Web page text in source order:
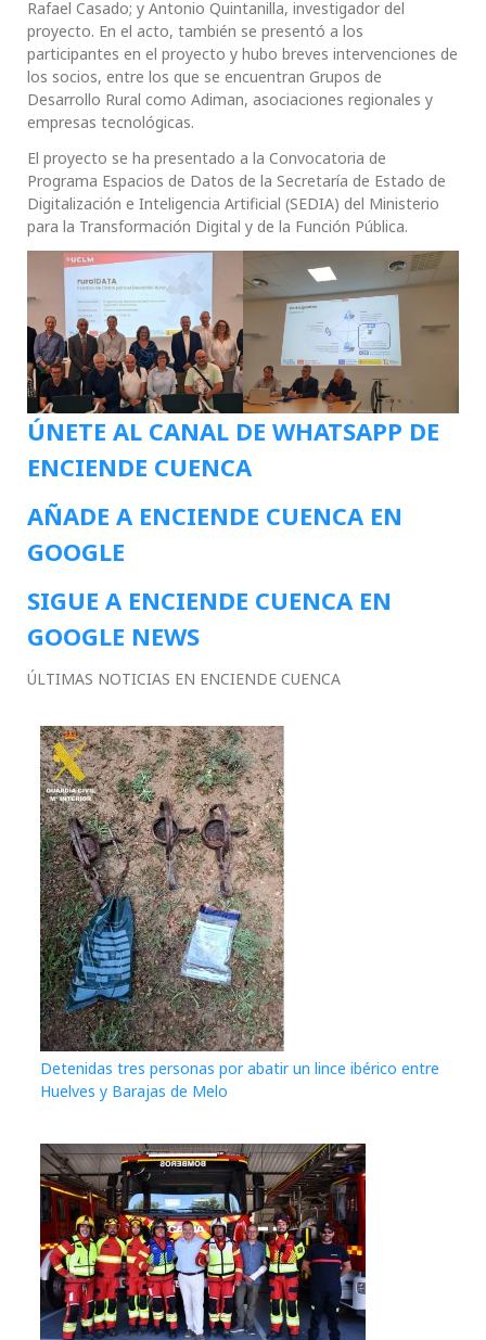
Rafael Casado; y Antonio Quintanilla, investigador del
proyecto. En el acto, también se presentó a los
participantes en el proyecto y hubo breves intervenciones de
los socios, entre los que se encuentran Grupos de
Desarrollo Rural como Adiman, asociaciones regionales y
empresas tecnológicas.
El proyecto se ha presentado a la Convocatoria de
Programa Espacios de Datos de la Secretaría de Estado de
Digitalización e Inteligencia Artificial (SEDIA) del Ministerio
para la Transformación Digital y de la Función Pública.
ÚNETE AL CANAL DE WHATSAPP DE
ENCIENDE CUENCA
AÑADE A ENCIENDE CUENCA EN
GOOGLE
SIGUE A ENCIENDE CUENCA EN
GOOGLE NEWS
ÚLTIMAS NOTICIAS EN ENCIENDE CUENCA
Detenidas tres personas por abatir un lince ibérico entre
Huelves y Barajas de Melo